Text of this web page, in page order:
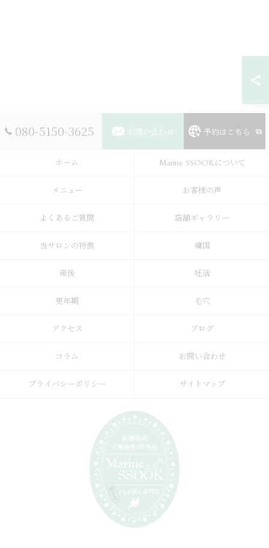
080-5150-3625 お問い合わせ 予約はこちら
ホーム Marine SSOOKについて
メニュー お客様の声
よくあるご質問 店舗ギャラリー
当サロンの特徴 韓国
産後 妊活
更年期 毛穴
アクセス ブログ
コラム お問い合わせ
プライバシーポリシー サイトマップ